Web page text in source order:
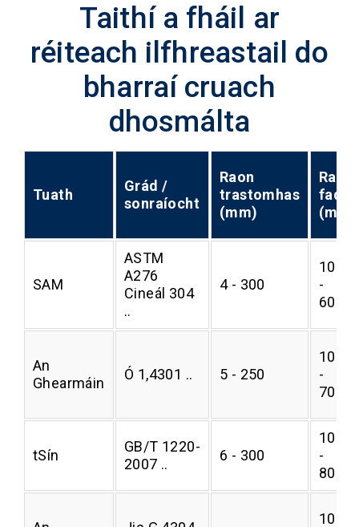
Taithí a fháil ar
réiteach ilfhreastail do
bharraí cruach
dhosmálta
Tuath
Grád /
sonraíocht
Raon
trastomhas
(mm)
Raon
fad
(mm)
SAM
ASTM
A276
Cineál 304
..
4 - 300
1000
-
6000
An
Ghearmáin
Ó 1,4301 .. 5 - 250
1000
-
7000
tSín
GB/T 1220-
2007 ..
6 - 300
1000
-
8000
1000